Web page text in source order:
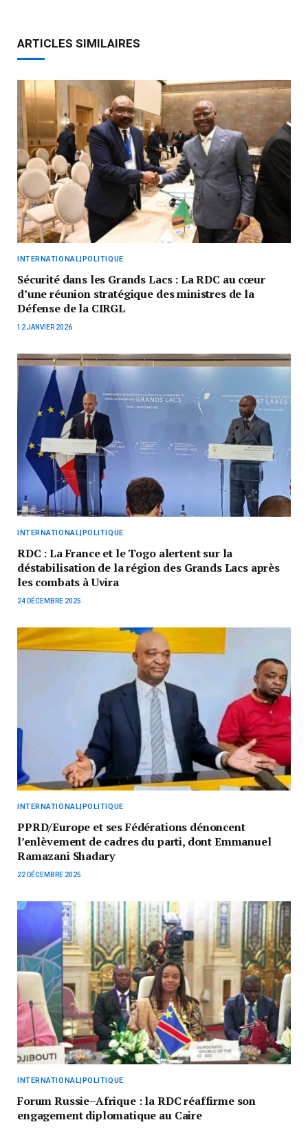
ARTICLES SIMILAIRES
INTERNATIONAL|POLITIQUE
Sécurité dans les Grands Lacs : La RDC au cœur
d’une réunion stratégique des ministres de la
Défense de la CIRGL
12 JANVIER 2026
INTERNATIONAL|POLITIQUE
RDC : La France et le Togo alertent sur la
déstabilisation de la région des Grands Lacs après
les combats à Uvira
24 DÉCEMBRE 2025
INTERNATIONAL|POLITIQUE
PPRD/Europe et ses Fédérations dénoncent
l’enlèvement de cadres du parti, dont Emmanuel
Ramazani Shadary
22 DÉCEMBRE 2025
INTERNATIONAL|POLITIQUE
Forum Russie–Afrique : la RDC réaffirme son
engagement diplomatique au Caire